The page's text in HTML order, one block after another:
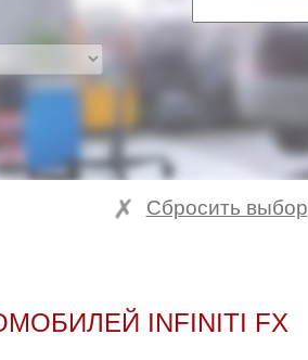
Сбросить выбор
INFINITI FX